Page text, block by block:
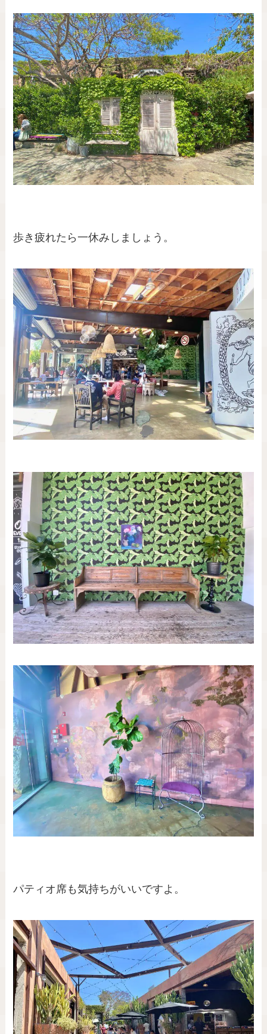
歩き疲れたら一休みしましょう。
パティオ席も気持ちがいいですよ。